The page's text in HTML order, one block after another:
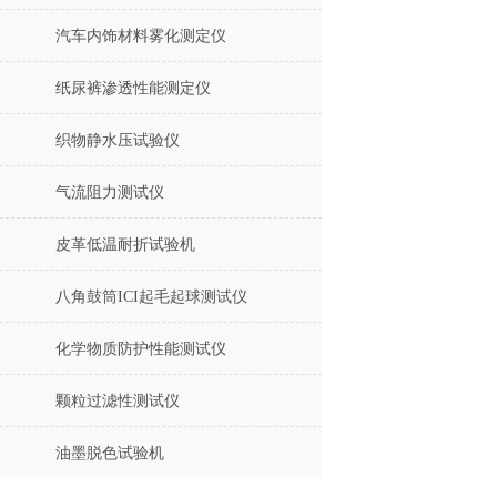
汽车内饰材料雾化测定仪
纸尿裤渗透性能测定仪
织物静水压试验仪
气流阻力测试仪
皮革低温耐折试验机
八角鼓筒ICI起毛起球测试仪
化学物质防护性能测试仪
颗粒过滤性测试仪
油墨脱色试验机